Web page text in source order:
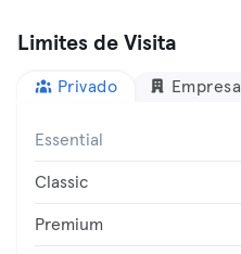
Limites de Visita
Privado Empresa
Essential
Classic
Premium